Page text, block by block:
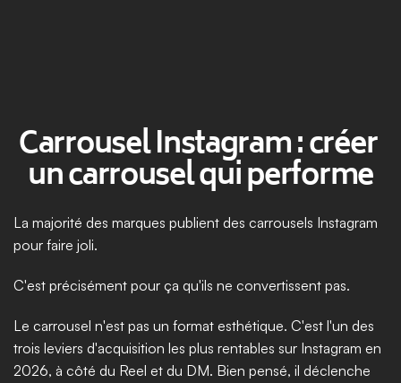
Carrousel Instagram : créer
un carrousel qui performe
La majorité des marques publient des carrousels Instagram
pour faire joli.
C'est précisément pour ça qu'ils ne convertissent pas.
Le carrousel n'est pas un format esthétique. C'est l'un des
trois leviers d'acquisition les plus rentables sur Instagram en
2026, à côté du Reel et du DM. Bien pensé, il déclenche